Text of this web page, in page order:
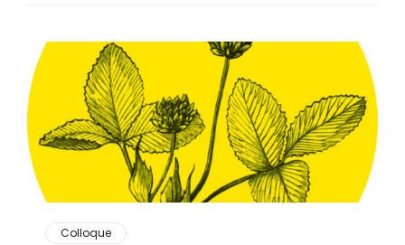
Colloque